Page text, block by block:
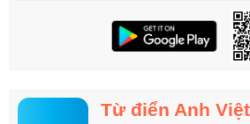
Từ điển Anh